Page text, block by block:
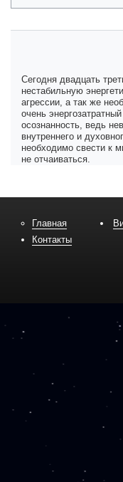
Сегодня двадцать
нестабильную
агрессии, а так же
очень
осознанность, ведь
внутреннего и
необходимо свести к
не отчаиваться.
Главная
Контакты